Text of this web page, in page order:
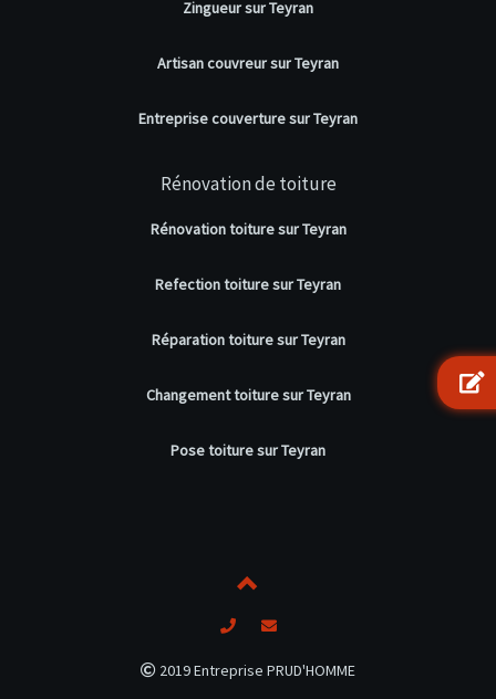
Zingueur sur Teyran
Artisan couvreur sur Teyran
Entreprise couverture sur Teyran
Rénovation de toiture
Rénovation toiture sur Teyran
Refection toiture sur Teyran
Réparation toiture sur Teyran
Changement toiture sur Teyran
Pose toiture sur Teyran
2019 Entreprise PRUD'HOMME